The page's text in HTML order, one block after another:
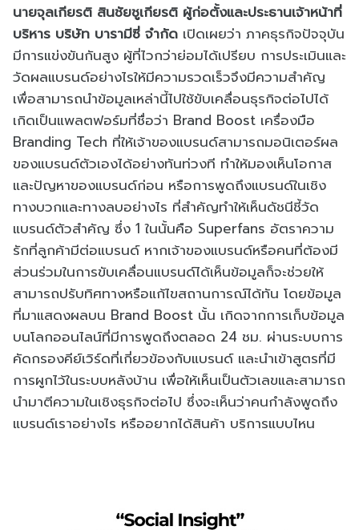
นายจุลเกียรติ สินชัยชูเกียรติ ผู้ก่อตั้งและประธานเจ้าหน้าที่
บริหาร บริษัท บารามีซี่ จำกัด เปิดเผยว่า ภาคธุรกิจปัจจุบัน
มีการแข่งขันกันสูง ผู้ที่ไวกว่าย่อมได้เปรียบ การประเมินและ
วัดผลแบรนด์อย่างไรให้มีความรวดเร็วจึงมีความสำคัญ
เพื่อสามารถนำข้อมูลเหล่านี้ไปใช้ขับเคลื่อนธุรกิจต่อไปได้
เกิดเป็นแพลตฟอร์มที่ชื่อว่า Brand Boost เครื่องมือ
Branding Tech ที่ให้เจ้าของแบรนด์สามารถมอนิเตอร์ผล
ของแบรนด์ตัวเองได้อย่างทันท่วงที ทำให้มองเห็นโอกาส
และปัญหาของแบรนด์ก่อน หรือการพูดถึงแบรนด์ในเชิง
ทางบวกและทางลบอย่างไร ที่สำคัญทำให้เห็นดัชนีชี้วัด
แบรนด์ตัวสำคัญ ซึ่ง 1 ในนั้นคือ Superfans อัตราความ
รักที่ลูกค้ามีต่อแบรนด์ หากเจ้าของแบรนด์หรือคนที่ต้องมี
ส่วนร่วมในการขับเคลื่อนแบรนด์ได้เห็นข้อมูลก็จะช่วยให้
สามารถปรับทิศทางหรือแก้ไขสถานการณ์ได้ทัน โดยข้อมูล
ที่มาแสดงผลบน Brand Boost นั้น เกิดจากการเก็บข้อมูล
บนโลกออนไลน์ที่มีการพูดถึงตลอด 24 ชม. ผ่านระบบการ
คัดกรองคีย์เวิร์ดที่เกี่ยวข้องกับแบรนด์ และนำเข้าสูตรที่มี
การผูกไว้ในระบบหลังบ้าน เพื่อให้เห็นเป็นตัวเลขและสามารถ
นำมาตีความในเชิงธุรกิจต่อไป ซึ่งจะเห็นว่าคนกำลังพูดถึง
แบรนด์เราอย่างไร หรืออยากได้สินค้า บริการแบบไหน